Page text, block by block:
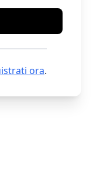
ora.